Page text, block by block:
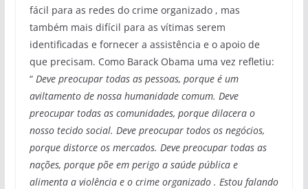
fácil para as redes do crime organizado , mas
também mais difícil para as vítimas serem
identificadas e fornecer a assistência e o apoio de
que precisam. Como Barack Obama uma vez refletiu:
“ Deve preocupar todas as pessoas, porque é um
aviltamento de nossa humanidade comum. Deve
preocupar todas as comunidades, porque dilacera o
nosso tecido social. Deve preocupar todos os negócios,
porque distorce os mercados. Deve preocupar todas as
nações, porque põe em perigo a saúde pública e
alimenta a violência e o crime organizado . Estou falando